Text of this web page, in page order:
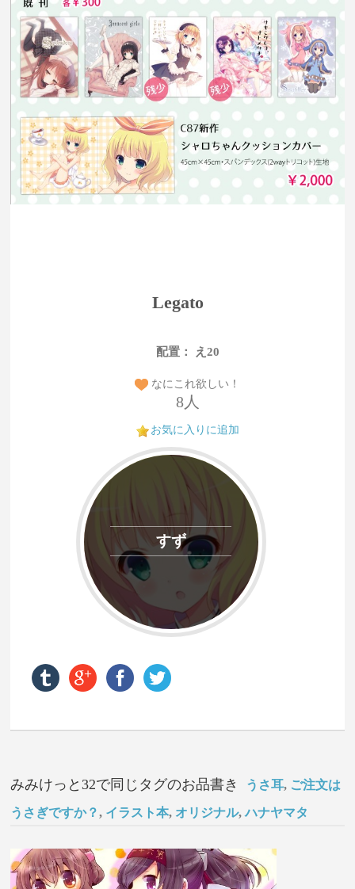
Legato
配置： え20
なにこれ欲しい！
8人
お気に入りに追加
すず
みみけっと32で同じタグのお品書き うさ耳, ご注文は
うさぎですか？, イラスト本, オリジナル,ハナヤマタ